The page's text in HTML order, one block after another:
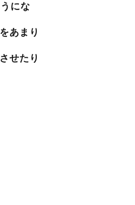
にな
あまり
せたり